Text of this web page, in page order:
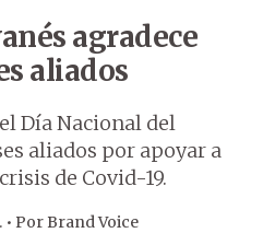
agradece
aliados
Día Nacional del
aliados por apoyar a
de Covid-19.
PorBrand Voice